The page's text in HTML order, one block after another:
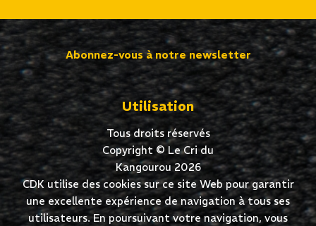
Abonnez-vous à notre newsletter
Utilisation
Tous droits réservés
Copyright © Le Cri du
Kangourou 2026
CDK utilise des cookies sur ce site Web pour garantir
une excellente expérience de navigation à tous ses
utilisateurs. En poursuivant votre navigation, vous